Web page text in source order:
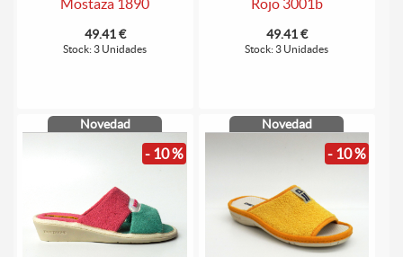
Mostaza 1890
49.41 €
Stock: 3 Unidades
Rojo 3001b
49.41 €
Stock: 3 Unidades
Novedad
- 10 %
Novedad
- 10 %